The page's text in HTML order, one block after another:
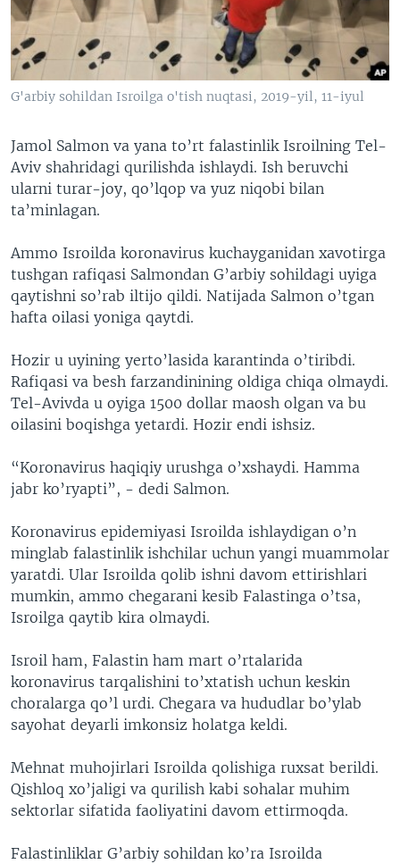
VIDEO
XABARLAR SURATLARDA
ODNOKLASSNIKI
TELEGRAM
TWITTER
G'arbiy sohildan Isroilga o'tish nuqtasi, 2019-yil, 11-iyul
Jamol Salmon va yana to’rt falastinlik Isroilning Tel-
Aviv shahridagi qurilishda ishlaydi. Ish beruvchi
ularni turar-joy, qo’lqop va yuz niqobi bilan
ta’minlagan.
Ammo Isroilda koronavirus kuchayganidan xavotirga
tushgan rafiqasi Salmondan G’arbiy sohildagi uyiga
qaytishni so’rab iltijo qildi. Natijada Salmon o’tgan
hafta oilasi yoniga qaytdi.
Hozir u uyining yerto’lasida karantinda o’tiribdi.
Rafiqasi va besh farzandinining oldiga chiqa olmaydi.
Tel-Avivda u oyiga 1500 dollar maosh olgan va bu
oilasini boqishga yetardi. Hozir endi ishsiz.
“Koronavirus haqiqiy urushga o’xshaydi. Hamma
jabr ko’ryapti”, - dedi Salmon.
Koronavirus epidemiyasi Isroilda ishlaydigan o’n
minglab falastinlik ishchilar uchun yangi muammolar
yaratdi. Ular Isroilda qolib ishni davom ettirishlari
mumkin, ammo chegarani kesib Falastinga o’tsa,
Isroilga qaytib kira olmaydi.
Isroil ham, Falastin ham mart o’rtalarida
koronavirus tarqalishini to’xtatish uchun keskin
choralarga qo’l urdi. Chegara va hududlar bo’ylab
sayohat deyarli imkonsiz holatga keldi.
Mehnat muhojirlari Isroilda qolishiga ruxsat berildi.
Qishloq xo’jaligi va qurilish kabi sohalar muhim
sektorlar sifatida faoliyatini davom ettirmoqda.
Falastinliklar G’arbiy sohildan ko’ra Isroilda